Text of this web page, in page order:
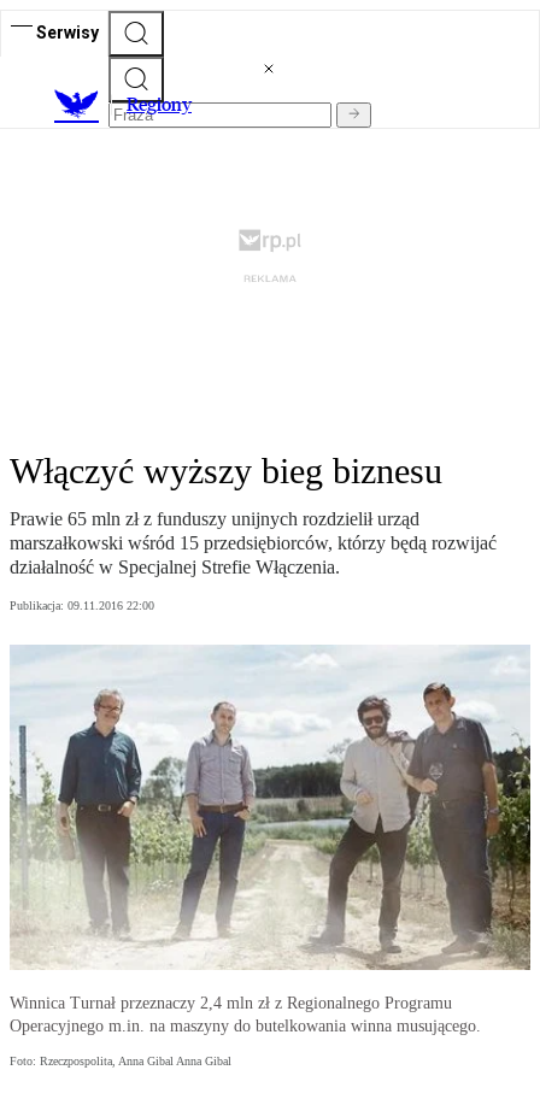
Serwisy
Regiony
Włączyć wyższy bieg biznesu
Prawie 65 mln zł z funduszy unijnych rozdzielił urząd
marszałkowski wśród 15 przedsiębiorców, którzy będą rozwijać
działalność w Specjalnej Strefie Włączenia.
Publikacja: 09.11.2016 22:00
Winnica Turnał przeznaczy 2,4 mln zł z Regionalnego Programu
Operacyjnego m.in. na maszyny do butelkowania winna musującego.
Foto: Rzeczpospolita, Anna Gibal Anna Gibal